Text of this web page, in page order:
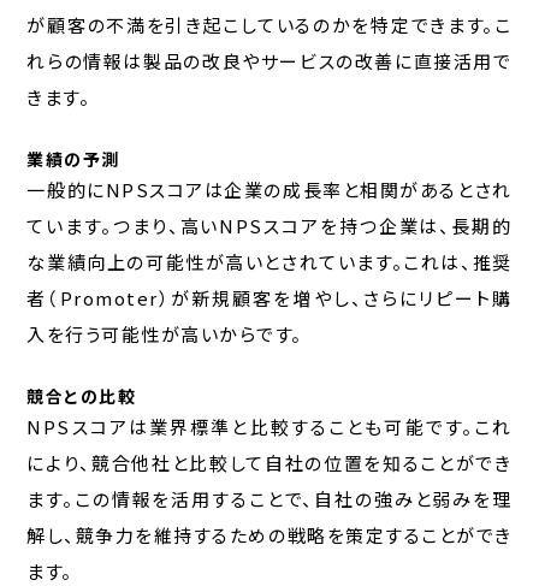
が顧客の不満を引き起こしているのかを特定できます。こ
れらの情報は製品の改良やサービスの改善に直接活用で
きます。
業績の予測
一般的にNPSスコアは企業の成長率と相関があるとされ
ています。つまり、高いNPSスコアを持つ企業は、長期的
な業績向上の可能性が高いとされています。これは、推奨
者（Promoter）が新規顧客を増やし、さらにリピート購
入を行う可能性が高いからです。
競合との比較
NPSスコアは業界標準と比較することも可能です。これ
により、競合他社と比較して自社の位置を知ることができ
ます。この情報を活用することで、自社の強みと弱みを理
解し、競争力を維持するための戦略を策定することができ
ます。